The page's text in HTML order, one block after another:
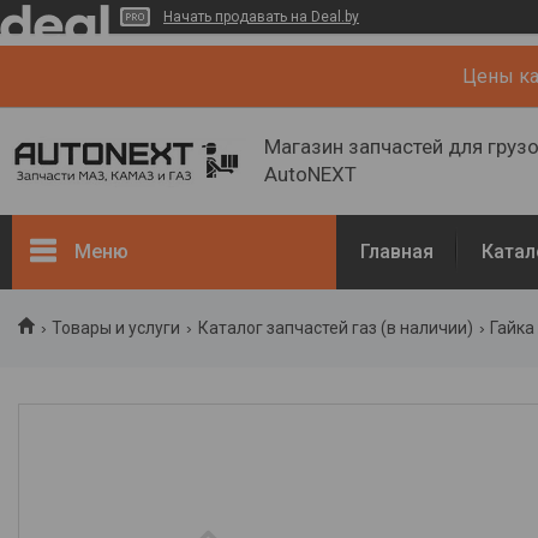
Начать продавать на Deal.by
Цены
Магазин запчастей для
AutoNEXT
Меню Главная
Товары и услуги Каталог запчастей газ (в наличии)